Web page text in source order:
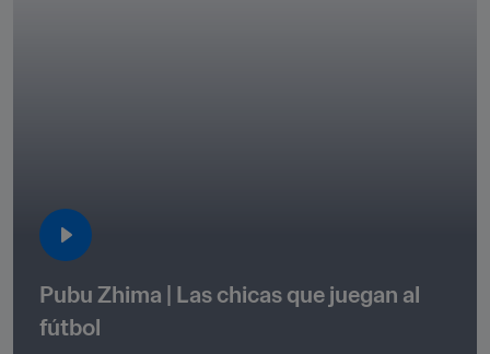
Pubu Zhima | Las chicas que juegan al
fútbol